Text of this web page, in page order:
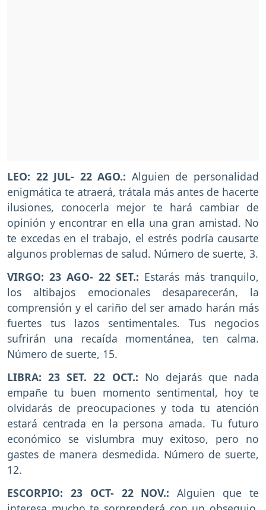
LEO: 22 JUL- 22 AGO.: Alguien de personalidad
enigmática te atraerá, trátala más antes de hacerte
ilusiones, conocerla mejor te hará cambiar de
opinión y encontrar en ella una gran amistad. No
te excedas en el trabajo, el estrés podría causarte
algunos problemas de salud. Número de suerte, 3.
VIRGO: 23 AGO- 22 SET.: Estarás más tranquilo,
los altibajos emocionales desaparecerán, la
comprensión y el cariño del ser amado harán más
fuertes tus lazos sentimentales. Tus negocios
sufrirán una recaída momentánea, ten calma.
Número de suerte, 15.
LIBRA: 23 SET. 22 OCT.: No dejarás que nada
empañe tu buen momento sentimental, hoy te
olvidarás de preocupaciones y toda tu atención
estará centrada en la persona amada. Tu futuro
económico se vislumbra muy exitoso, pero no
gastes de manera desmedida. Número de suerte,
12.
ESCORPIO: 23 OCT- 22 NOV.: Alguien que te